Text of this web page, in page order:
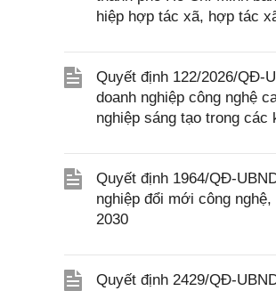
hiệp hợp tác xã, hợp tác
Quyết định 122/2026/QĐ-
doanh nghiệp công nghệ
nghiệp sáng tạo trong
Quyết định 1964/QĐ-
nghiệp đổi mới công
2030
Quyết định 2429/QĐ-